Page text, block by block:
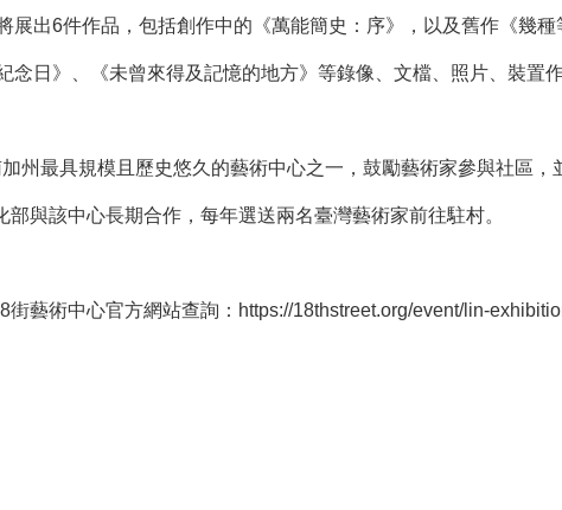
展出6件作品，包括創作中的《萬能簡史：序》，以及舊作《幾
念日》、《未曾來得及記憶的地方》等錄像、文檔、照片、裝置
州最具規模且歷史悠久的藝術中心之一，鼓勵藝術家參與社區
與該中心長期合作，每年選送兩名臺灣藝術家前往駐村。
藝術中心官方網站查詢：https://18thstreet.org/event/lin-